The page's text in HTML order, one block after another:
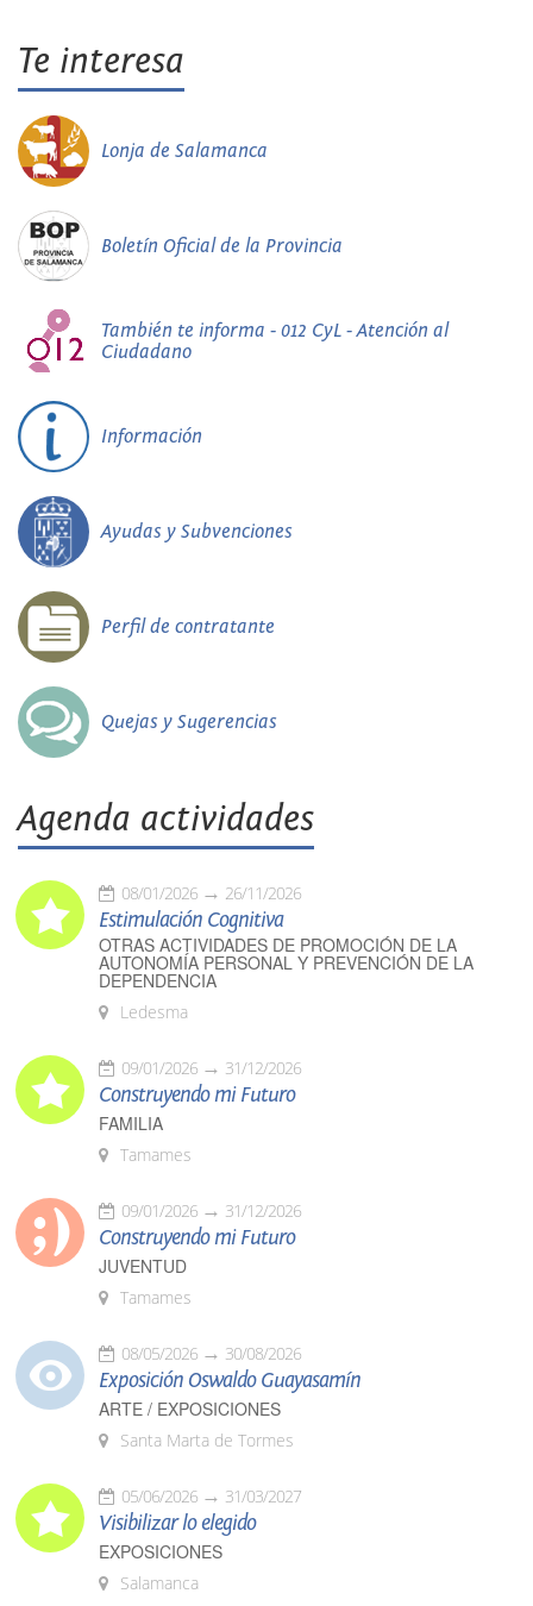
Te interesa
Lonja de Salamanca
Boletín Oficial de la Provincia
También te informa - 012 CyL - Atención al
Ciudadano
Información
Ayudas y Subvenciones
Perfil de contratante
Quejas y Sugerencias
Agenda actividades
08/01/2026 26/11/2026
Estimulación Cognitiva
OTRAS ACTIVIDADES DE PROMOCIÓN DE LA
AUTONOMÍA PERSONAL Y PREVENCIÓN DE LA
DEPENDENCIA
Ledesma
09/01/2026 31/12/2026
Construyendo mi Futuro
FAMILIA
Tamames
09/01/2026 31/12/2026
Construyendo mi Futuro
JUVENTUD
Tamames
08/05/2026 30/08/2026
Exposición Oswaldo Guayasamín
ARTE / EXPOSICIONES
Santa Marta de Tormes
05/06/2026 31/03/2027
Visibilizar lo elegido
EXPOSICIONES
Salamanca